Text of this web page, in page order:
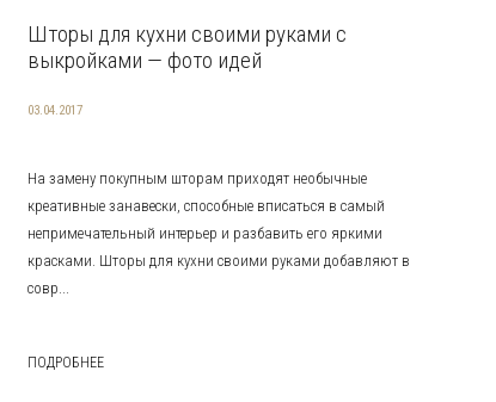
Шторы для кухни своими руками с
выкройками — фото идей
03.04.2017
На замену покупным шторам приходят необычные
креативные занавески, способные вписаться в самый
непримечательный интерьер и разбавить его яркими
красками. Шторы для кухни своими руками добавляют в
совр...
ПОДРОБНЕЕ